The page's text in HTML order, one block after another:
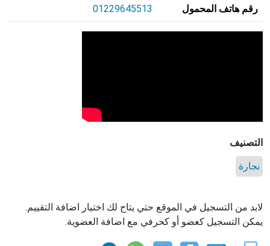
رقم هاتف المحمول 01229645513
التصنيف
نجارة
لابد من التسجيل في الموقع حتي يتاح لك اختيار اضافة التقييم.
يمكن التسجيل كعضو أو كحرفي مع اضافة العضوية.